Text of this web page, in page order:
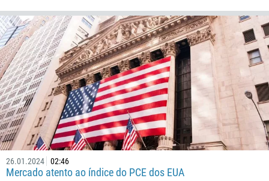
26.01.2024 02:46
Mercado atento ao índice do PCE dos EUA
673
359
226
257
855
237
1
238
1345